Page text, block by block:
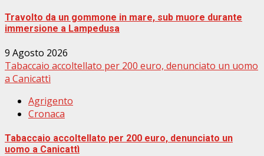
Travolto da un gommone in mare, sub muore durante
immersione a Lampedusa
9 Agosto 2026
Tabaccaio accoltellato per 200 euro, denunciato un uomo
a Canicattì
Agrigento
Cronaca
Tabaccaio accoltellato per 200 euro, denunciato un
uomo a Canicattì